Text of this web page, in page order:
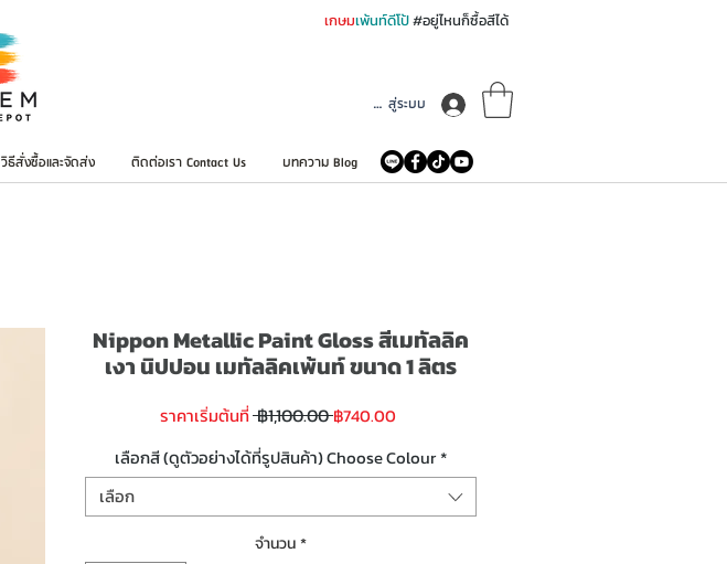
เกษมเพ้นท์ดีโป้#อยู่ไหนก็ซื้อสีได้
เข้าสู่ระบบ
วิธีสั่งซื้อและจัดส่ง ติดต่อเรา Contact Us บทความ Blog
Nippon Metallic Paint Gloss สีเมทัลลิค
เงา นิปปอน เมทัลลิคเพ้นท์ ขนาด 1 ลิตร
ราคาเริ่มต้นที่ ฿1,100.00 ราคา
฿740.00ราคา
ลด
เลือกสี (ดูตัวอย่างได้ที่รูปสินค้า) Choose Colour *
เลือก
จำนวน*